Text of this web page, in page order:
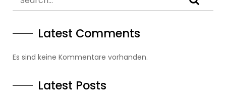
Latest Comments
Es sind keine Kommentare vorhanden.
Latest Posts